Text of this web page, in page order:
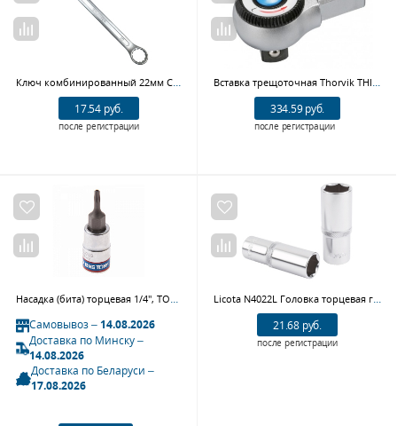
Ключ комбинированный 22мм CR-V WP273043 WORKPRO
17.54 руб.
после регистрации
Вставка трещоточная Thorvik THIR141834, 3/4"DR с посадочным размером 14х18 мм
334.59 руб.
после регистрации
Насадка (бита) торцевая 1/4", TORX, T8, L = 37 мм, с отверстием KING TONY 203708
Самовывоз –14.08.2026
Доставка по Минску –
14.08.2026
Доставка по Беларуси –
17.08.2026
Licota N4022L Головка торцевая глубокая 6гр. 1/2" 22 мм
21.68 руб.
после регистрации